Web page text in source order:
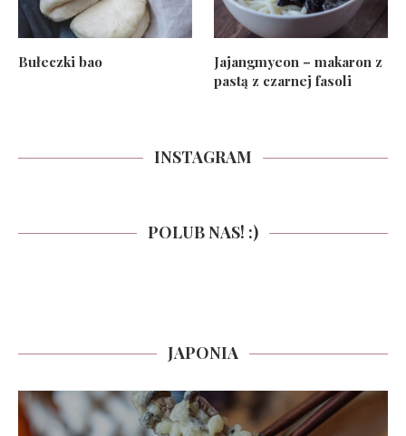
Bułeczki bao
Jajangmyeon – makaron z
pastą z czarnej fasoli
INSTAGRAM
POLUB NAS! :)
JAPONIA